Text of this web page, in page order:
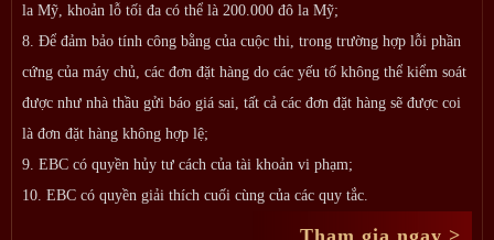
la Mỹ, khoản lỗ tối đa có thể là 200.000 đô la Mỹ;
8. Để đảm bảo tính công bằng của cuộc thi, trong trường hợp lỗi phần
cứng của máy chủ, các đơn đặt hàng do các yếu tố không thể kiểm soát
được như nhà thầu gửi báo giá sai, tất cả các đơn đặt hàng sẽ được coi
là đơn đặt hàng không hợp lệ;
9. EBC có quyền hủy tư cách của tài khoản vi phạm;
10. EBC có quyền giải thích cuối cùng của các quy tắc.
Tham gia ngay >